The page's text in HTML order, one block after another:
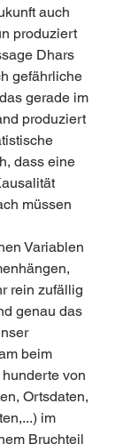
auch
produziert
Dhars
gefährliche
gerade im
produziert
dass eine
müssen
Variablen
rein zufällig
genau das
beim
von
Ortsdaten,
im
Bruchteil